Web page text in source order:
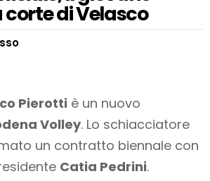
corte di Velasco
Pierotti è un nuovo
Volley. Lo schiacciatore
un contratto biennale con
Catia Pedrini.